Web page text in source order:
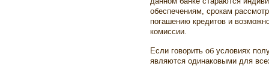
обеспечениям, срокам
погашению кредитов и
комиссии.
Если говорить об условиях
являются одинаковыми для